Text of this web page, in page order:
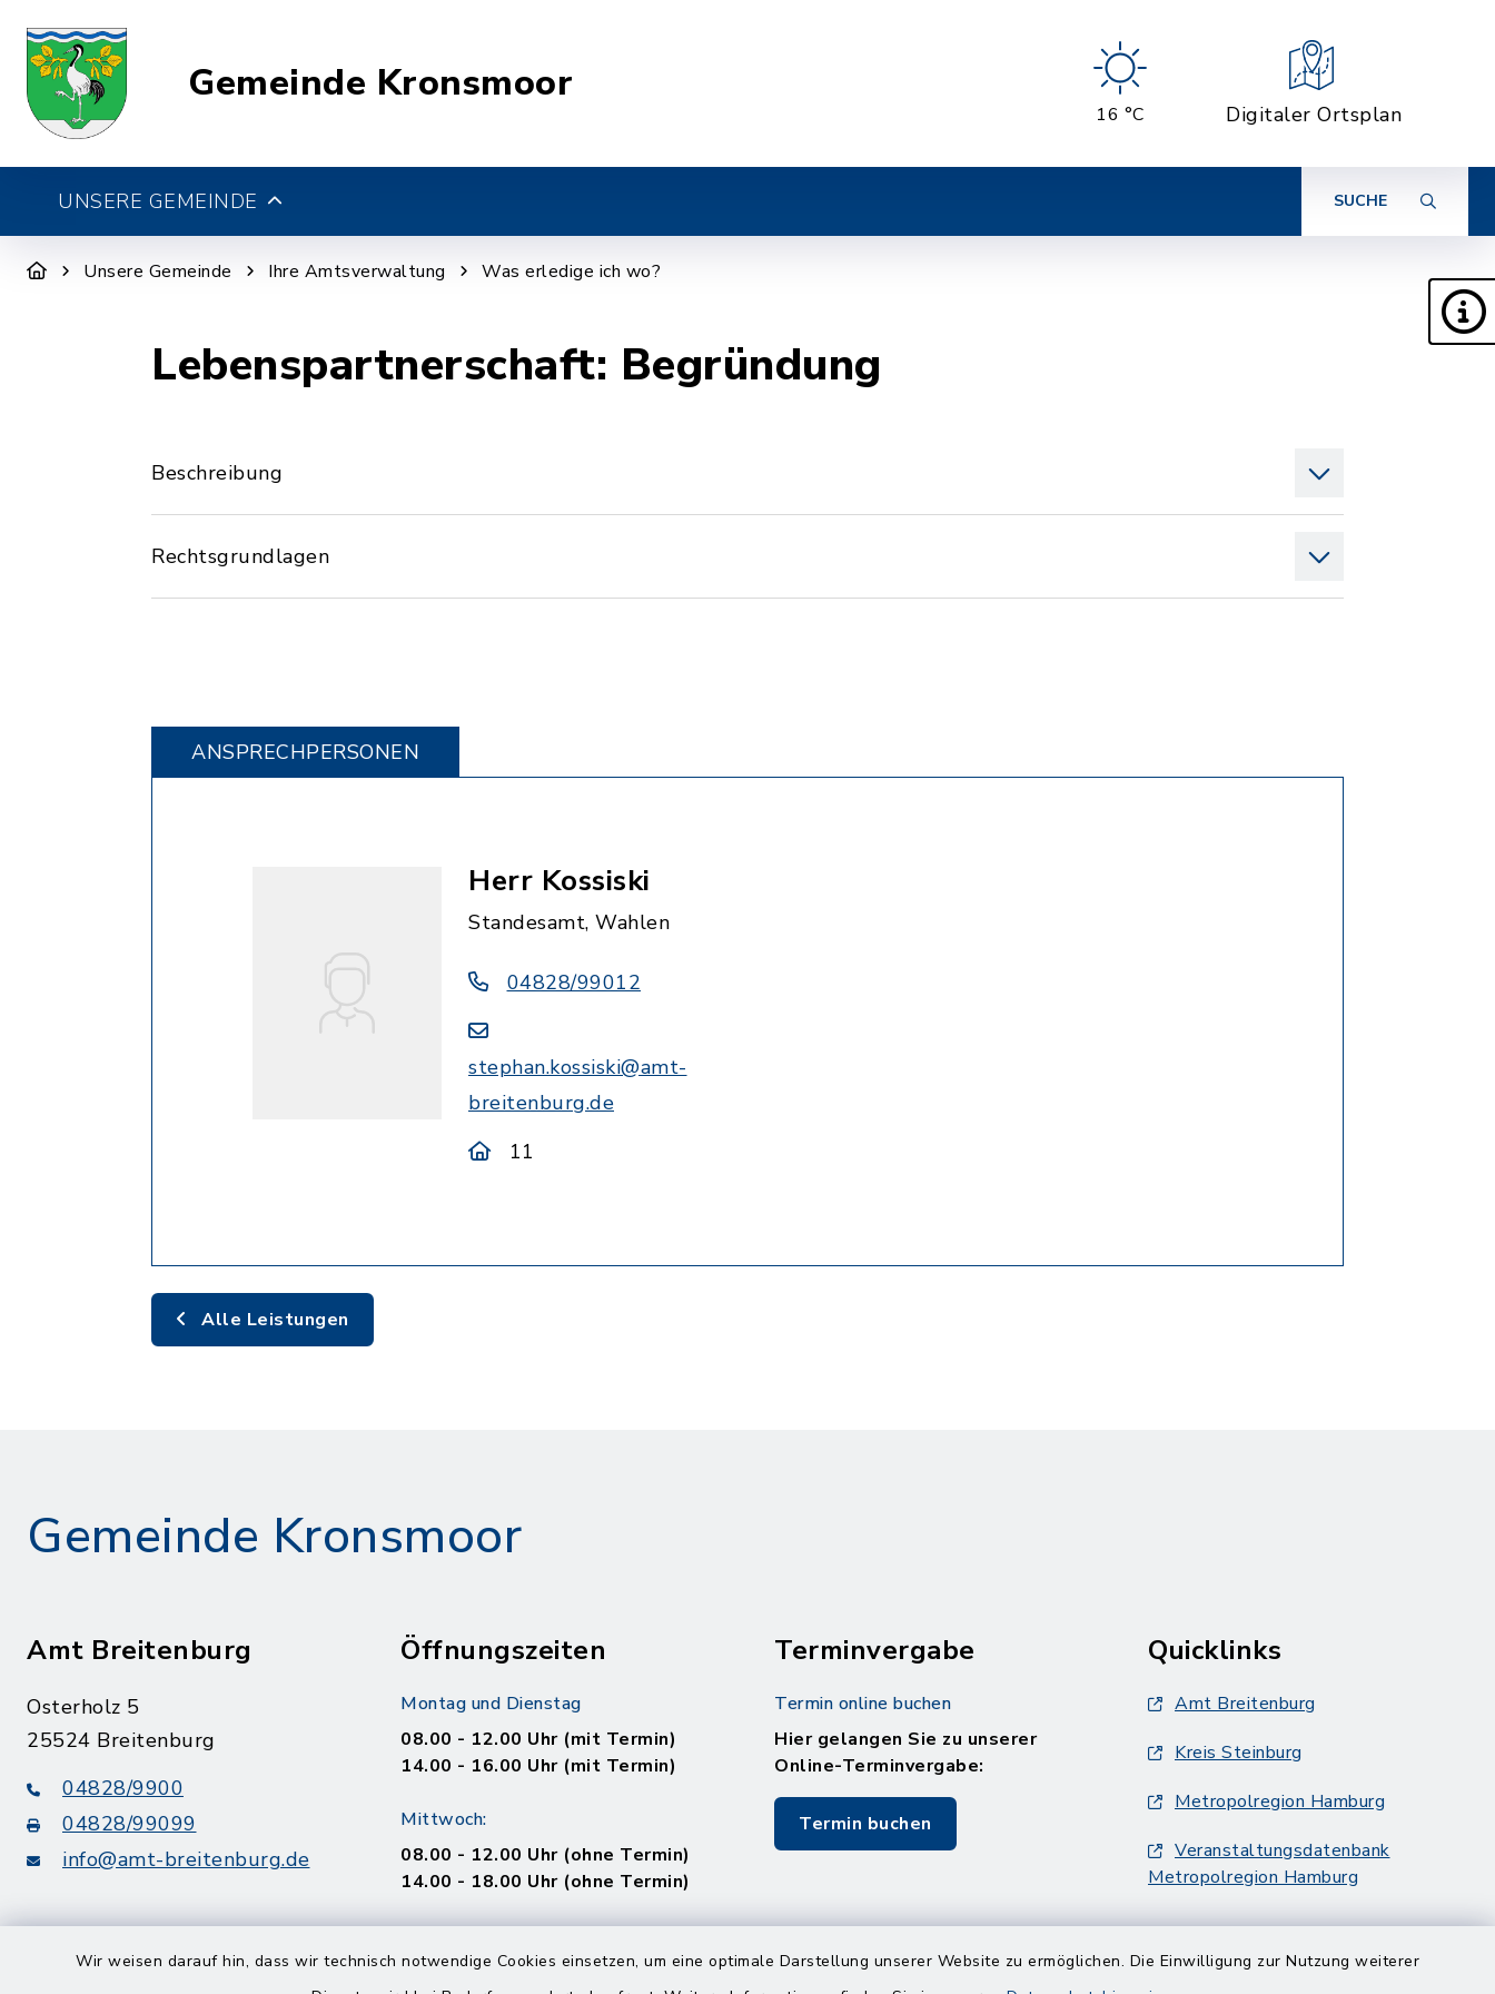
Wir weisen darauf hin, dass wir technisch notwendige Cookies einsetzen, um eine optimale Darstellung unserer Website zu ermöglichen. Die Einwilligung zur Nutzung weiterer
Gemeinde Kronsmoor
16 °C Digitaler Ortsplan
UNSERE GEMEINDE SUCHE
Unsere Gemeinde Ihre Amtsverwaltung Was erledige ich wo?
Lebenspartnerschaft: Begründung
Beschreibung
Rechtsgrundlagen
ANSPRECHPERSONEN
Herr Kossiski
Standesamt, Wahlen
04828/99012
stephan.kossiski@amt-
breitenburg.de
11
Alle Leistungen
Gemeinde Kronsmoor
Amt Breitenburg
Osterholz 5
25524 Breitenburg
04828/9900
04828/99099
info@amt-breitenburg.de
Öffnungszeiten
Montag und Dienstag
08.00 - 12.00 Uhr (mit Termin)
14.00 - 16.00 Uhr (mit Termin)
Mittwoch:
08.00 - 12.00 Uhr (ohne Termin)
14.00 - 18.00 Uhr (ohne Termin)
geschlossen
Terminvergabe
Termin online buchen
Hier gelangen Sie zu unserer
Online-Terminvergabe:
Termin buchen
Quicklinks
Amt Breitenburg
Kreis Steinburg
Metropolregion Hamburg
Veranstaltungsdatenbank
Metropolregion Hamburg